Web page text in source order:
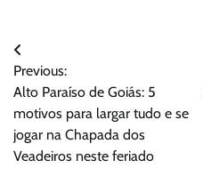
Navegação
de
Post
Previous:
Alto Paraíso de Goiás: 5
motivos para largar tudo e se
jogar na Chapada dos
Veadeiros neste feriado